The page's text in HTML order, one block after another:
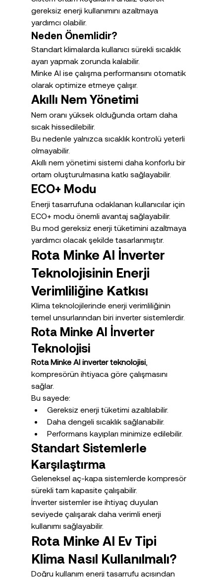
gereksiz enerji kullanımını azaltmaya
yardımcı olabilir.
Neden Önemlidir?
Standart klimalarda kullanıcı sürekli sıcaklık
ayarı yapmak zorunda kalabilir.
Minke AI ise çalışma performansını otomatik
olarak optimize etmeye çalışır.
Akıllı Nem Yönetimi
Nem oranı yüksek olduğunda ortam daha
sıcak hissedilebilir.
Bu nedenle yalnızca sıcaklık kontrolü yeterli
olmayabilir.
Akıllı nem yönetimi sistemi daha konforlu bir
ortam oluşturulmasına katkı sağlayabilir.
ECO+ Modu
Enerji tasarrufuna odaklanan kullanıcılar için
ECO+ modu önemli avantaj sağlayabilir.
Bu mod gereksiz enerji tüketimini azaltmaya
yardımcı olacak şekilde tasarlanmıştır.
Rota Minke AI İnverter
Teknolojisinin Enerji
Verimliliğine Katkısı
Klima teknolojilerinde enerji verimliliğinin
temel unsurlarından biri inverter sistemlerdir.
Rota Minke AI İnverter
Teknolojisi
Rota Minke AI inverter teknolojisi,
kompresörün ihtiyaca göre çalışmasını
sağlar.
Bu sayede:
Gereksiz enerji tüketimi azaltılabilir.
Daha dengeli sıcaklık sağlanabilir.
Performans kayıpları minimize edilebilir.
Standart Sistemlerle
Karşılaştırma
Geleneksel aç-kapa sistemlerde kompresör
sürekli tam kapasite çalışabilir.
İnverter sistemler ise ihtiyaç duyulan
seviyede çalışarak daha verimli enerji
kullanımı sağlayabilir.
Rota Minke AI Ev Tipi
Klima Nasıl Kullanılmalı?
Doğru kullanım enerji tasarrufu açısından